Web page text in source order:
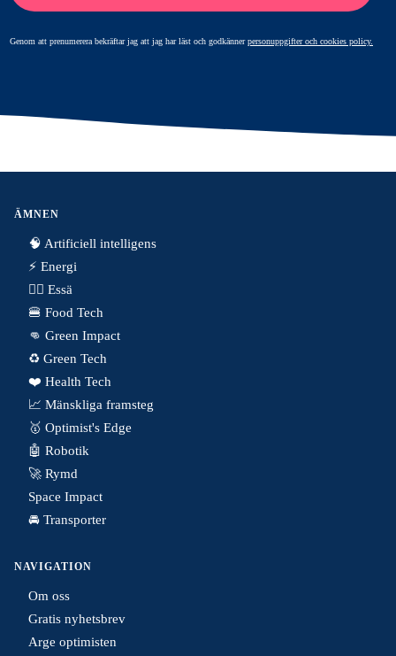
Genom att prenumerera bekräftar jag att jag har läst och godkännerpersonuppgifter och cookies policy.
ÄMNEN
🧠 Artificiell intelligens
⚡️ Energi
✍🏼 Essä
🍔 Food Tech
👊 Green Impact
♻️ Green Tech
❤️ Health Tech
📈 Mänskliga framsteg
🥇 Optimist's Edge
🤖 Robotik
🚀 Rymd
Space Impact
🚘 Transporter
NAVIGATION
Om oss
Gratis nyhetsbrev
Arge optimisten